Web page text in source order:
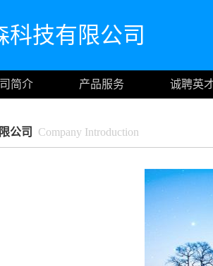
科技有限公司
简介 产品服务
诚聘英
公司
Company Introduction